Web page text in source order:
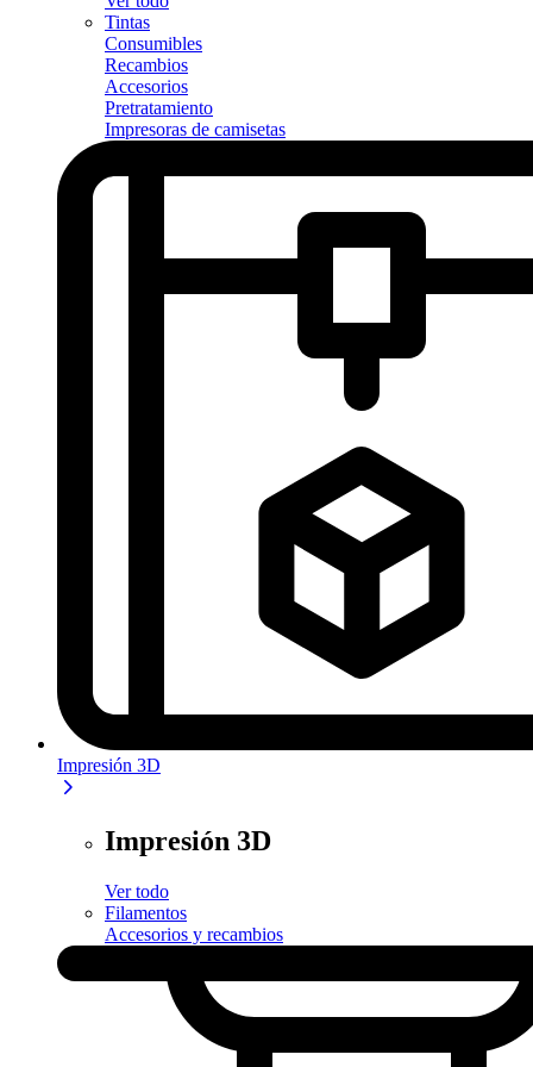
Tintas
Consumibles
Recambios
Accesorios
Pretratamiento
Impresoras de camisetas
Impresión 3D
Impresión 3D
Ver todo
Filamentos
Accesorios y recambios